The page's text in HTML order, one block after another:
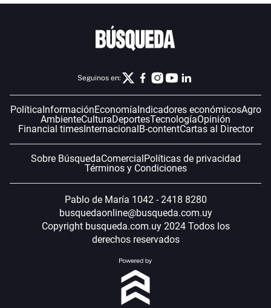
Seguinos en:
PolíticaInformaciónEconomíaIndicadores económicosAgro
AmbienteCulturaDeportesTecnologíaOpinión
Financial timesInternacionalB-contentCartas al Director
Sobre BúsquedaComercialPolíticas de privacidad
Términos y Condiciones
Pablo de María 1042 - 2418 8280
busquedaonline@busqueda.com.uy
Copyright busqueda.com.uy 2024 Todos los
derechos reservados